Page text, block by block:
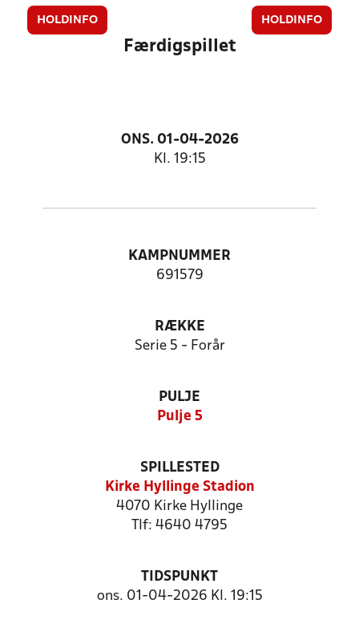
HOLDINFO HOLDINFO
Færdigspillet
ONS. 01-04-2026
Kl. 19:15
KAMPNUMMER
691579
RÆKKE
Serie 5 - Forår
PULJE
Pulje 5
SPILLESTED
Kirke Hyllinge Stadion
4070 Kirke Hyllinge
Tlf: 4640 4795
TIDSPUNKT
ons. 01-04-2026 Kl. 19:15